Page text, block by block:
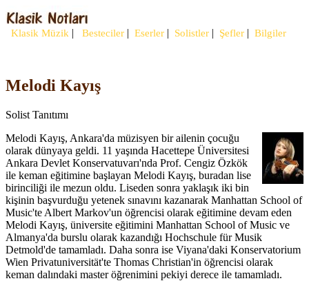
Klasik Müzik | Besteciler | Eserler | Solistler | Şefler | Bilgiler
Melodi Kayış
Solist Tanıtımı
Melodi Kayış, Ankara'da müzisyen bir ailenin çocuğu
olarak dünyaya geldi. 11 yaşında Hacettepe Üniversitesi
Ankara Devlet Konservatuvarı'nda Prof. Cengiz Özkök
ile keman eğitimine başlayan Melodi Kayış, buradan lise
birinciliği ile mezun oldu. Liseden sonra yaklaşık iki bin
kişinin başvurduğu yetenek sınavını kazanarak Manhattan School of
Music'te Albert Markov'un öğrencisi olarak eğitimine devam eden
Melodi Kayış, üniversite eğitimini Manhattan School of Music ve
Almanya'da burslu olarak kazandığı Hochschule für Musik
Detmold'de tamamladı. Daha sonra ise Viyana'daki Konservatorium
Wien Privatuniversität'te Thomas Christian'in öğrencisi olarak
keman dalındaki master öğrenimini pekiyi derece ile tamamladı.